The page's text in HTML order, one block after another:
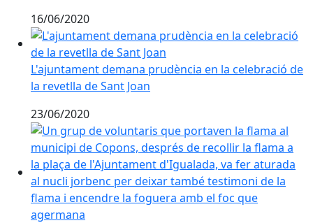
16/06/2020
L'ajuntament demana prudència en la celebració de
L'ajuntament demana prudència en la celebració de
la revetlla de Sant Joan
23/06/2020
Sant Genís encén la foguera de Sant Joan amb la